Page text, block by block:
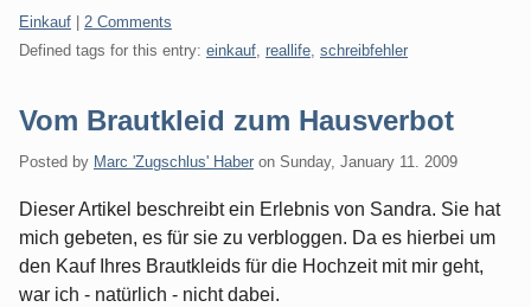
Categories:
Einkauf
2 Comments
Defined tags for this entry: einkauf reallife schreibfehler
Vom Brautkleid zum Hausverbot
Posted by Marc 'Zugschlus' Haber on Sunday, January 11. 2009
Dieser Artikel beschreibt ein Erlebnis von Sandra. Sie hat
mich gebeten, es für sie zu verbloggen. Da es hierbei um
den Kauf Ihres Brautkleids für die Hochzeit mit mir geht,
war ich - natürlich - nicht dabei.